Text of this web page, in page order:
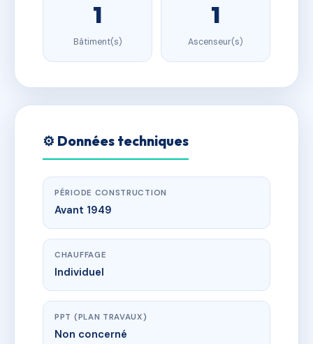
1
Bâtiment(s)
1
Ascenseur(s)
⚙️ Données techniques
PÉRIODE CONSTRUCTION
Avant 1949
CHAUFFAGE
Individuel
PPT (PLAN TRAVAUX)
Non concerné